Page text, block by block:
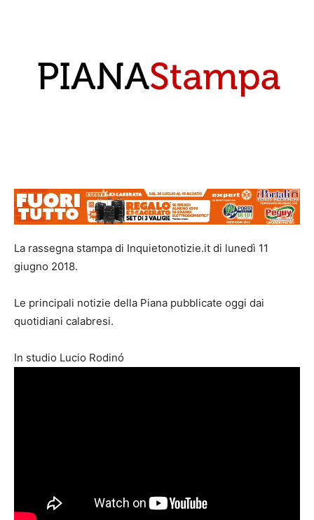
La rassegna stampa di Inquietonotizie.it di lunedì 11
giugno 2018.
Le principali notizie della Piana pubblicate oggi dai
quotidiani calabresi.
In studio Lucio Rodinó